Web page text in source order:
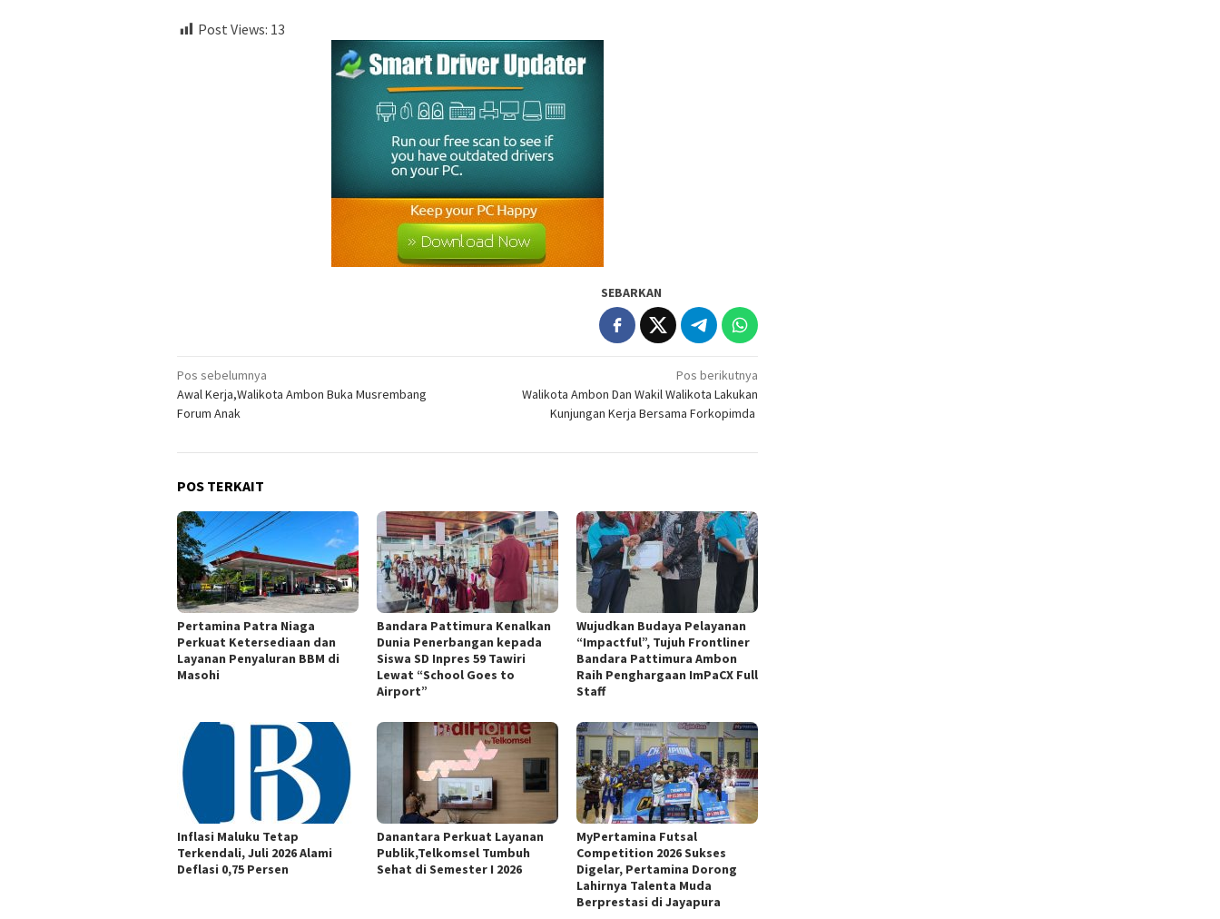
Post Views: 13
SEBARKAN
Navigasi
pos
Pos sebelumnya
Awal Kerja,Walikota Ambon Buka Musrembang
Forum Anak
Pos berikutnya
Walikota Ambon Dan Wakil Walikota Lakukan
Kunjungan Kerja Bersama Forkopimda
POS TERKAIT
Pertamina Patra Niaga
Perkuat Ketersediaan dan
Layanan Penyaluran BBM di
Masohi
Bandara Pattimura Kenalkan
Dunia Penerbangan kepada
Siswa SD Inpres 59 Tawiri
Lewat “School Goes to
Airport”
Wujudkan Budaya Pelayanan
“Impactful”, Tujuh Frontliner
Bandara Pattimura Ambon
Raih Penghargaan ImPaCX Full
Staff
Inflasi Maluku Tetap
Terkendali, Juli 2026 Alami
Deflasi 0,75 Persen
Danantara Perkuat Layanan
Publik,Telkomsel Tumbuh
Sehat di Semester I 2026
MyPertamina Futsal
Competition 2026 Sukses
Digelar, Pertamina Dorong
Lahirnya Talenta Muda
Berprestasi di Jayapura